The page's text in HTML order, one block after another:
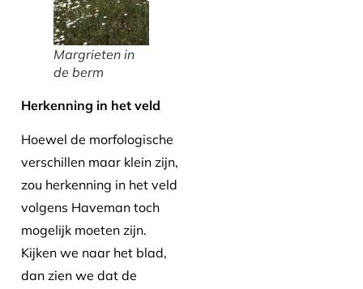
Margrieten in
de berm
Herkenning in het veld
Hoewel de morfologische
verschillen maar klein zijn,
zou herkenning in het veld
volgens Haveman toch
mogelijk moeten zijn.
Kijken we naar het blad,
dan zien we dat de